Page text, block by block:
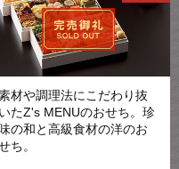
材や調理法にこだわり抜
いたZ's MENUのおせち。珍
の和と高級食材の洋のお
ち。